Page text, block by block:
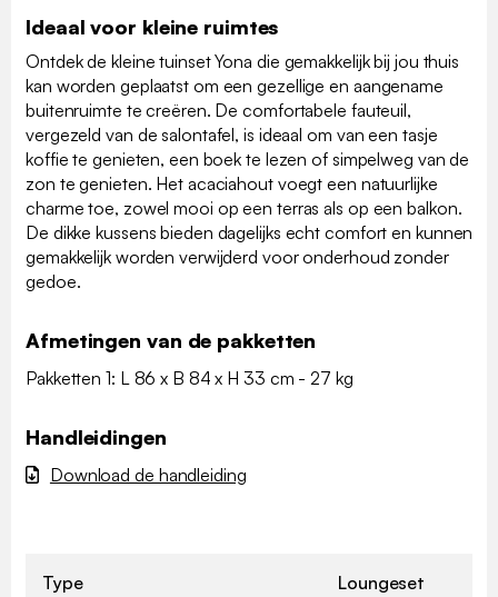
Ideaal voor kleine ruimtes
Ontdek de kleine tuinset Yona die gemakkelijk bij jou thuis
kan worden geplaatst om een gezellige en aangename
buitenruimte te creëren. De comfortabele fauteuil,
vergezeld van de salontafel, is ideaal om van een tasje
koffie te genieten, een boek te lezen of simpelweg van de
zon te genieten. Het acaciahout voegt een natuurlijke
charme toe, zowel mooi op een terras als op een balkon.
De dikke kussens bieden dagelijks echt comfort en kunnen
gemakkelijk worden verwijderd voor onderhoud zonder
gedoe.
Afmetingen van de pakketten
Pakketten 1: L 86 x B 84 x H 33 cm - 27 kg
Handleidingen
Download de handleiding
Type Loungeset